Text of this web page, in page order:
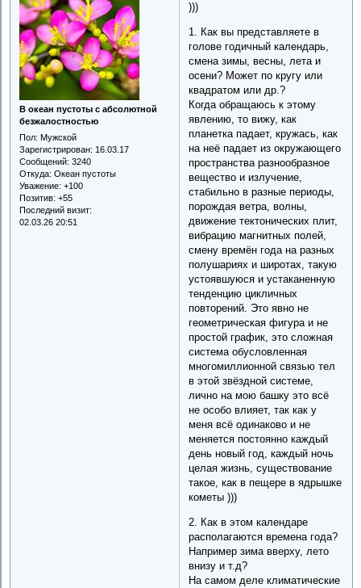
В океан пустоты с абсолютной
безжалостностью
Пол: Мужской
Зарегистрирован: 16.03.17
Сообщений: 3240
Откуда: Океан пустоты
Уважение: +100
Позитив: +55
Последний визит:
02.03.26 20:51
)))
1. Как вы представляете в
голове годичный календарь,
смена зимы, весны, лета и
осени? Может по кругу или
квадратом или др.?
Когда обращаюсь к этому
явлению, то вижу, как
планетка падает, кружась, как
на неё падает из окружающего
пространства разнообразное
вещество и излучение,
стабильно в разные периоды,
порождая ветра, волны,
движение тектонических плит,
вибрацию магнитных полей,
смену времён года на разных
полушариях и широтах, такую
устоявшуюся и устаканенную
тенденцию цикличных
повторений. Это явно не
геометрическая фигура и не
простой график, это сложная
система обусловленная
многомиллионной связью тел
в этой звёздной системе,
лично на мою башку это всё
не особо влияет, так как у
меня всё одинаково и не
меняется постоянно каждый
день новый год, каждый ночь
целая жизнь, существование
такое, как в пещере в ядрышке
кометы )))
2. Как в этом календаре
располагаются времена года?
Например зима вверху, лето
внизу и т.д?
На самом деле климатические